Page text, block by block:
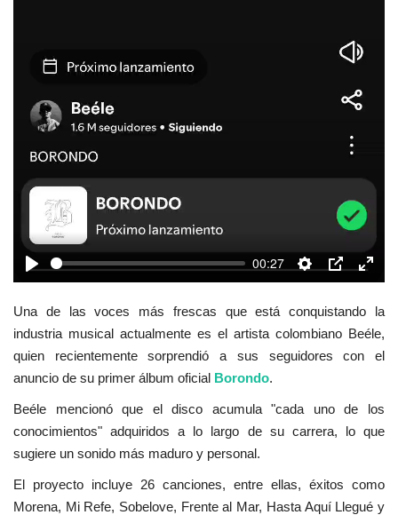
Play
00:27
Settings
PIP
Enter
Una de las voces más frescas que está conquistando la
industria musical actualmente es el artista colombiano Beéle,
quien recientemente sorprendió a sus seguidores con el
anuncio de su primer álbum oficial Borondo.
Beéle mencionó que el disco acumula "cada uno de los
conocimientos" adquiridos a lo largo de su carrera, lo que
sugiere un sonido más maduro y personal.
El proyecto incluye 26 canciones, entre ellas, éxitos como
Morena, Mi Refe, Sobelove, Frente al Mar, Hasta Aquí Llegué y